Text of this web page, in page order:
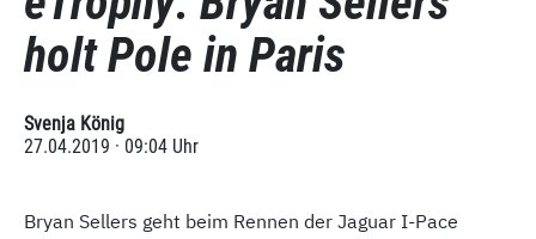
holt Pole in Paris
Svenja König
27.04.2019 · 09:04 Uhr
Bryan Sellers geht beim Rennen der Jaguar I-Pace